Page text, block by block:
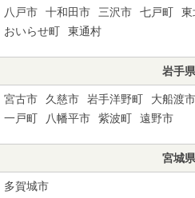
八戸市 十和田市 三沢市 七戸町 東
おいらせ町
東通村
岩手県
宮古市 久慈市 岩手洋野町 大船渡市
一戸町
八幡平市 紫波町 遠野市
宮城県
多賀城市